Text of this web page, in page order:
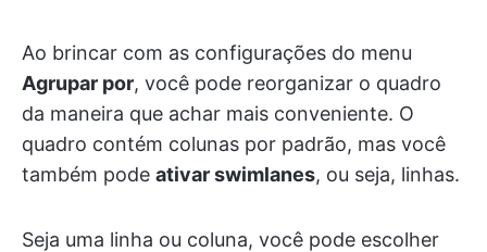
Ao brincar com as configurações do menu
Agrupar por, você pode reorganizar o quadro
da maneira que achar mais conveniente. O
quadro contém colunas por padrão, mas você
também pode ativar swimlanes, ou seja, linhas.
Seja uma linha ou coluna, você pode escolher